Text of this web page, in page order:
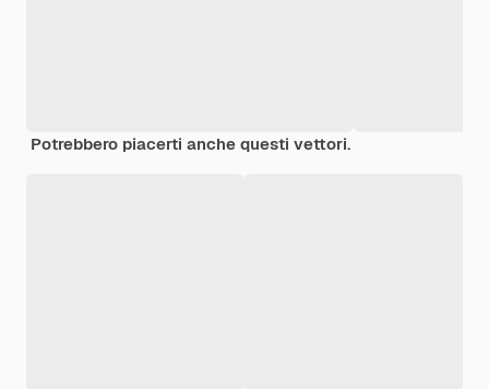
Potrebbero piacerti anche questi vettori.